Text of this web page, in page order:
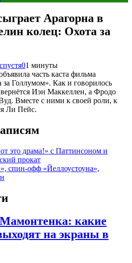
Арагорна в
колец: Охота за
01 минуты
часть каста фильма
за Голлумом». Как и говорилось
Иэн Маккеллен, а Фродо
Вместе с ними к своей роли, к
Ли Пейс.
это драма!» с Паттинсоном и
прокат
спин-офф «Йеллоустоуна»,
какие
на экраны в